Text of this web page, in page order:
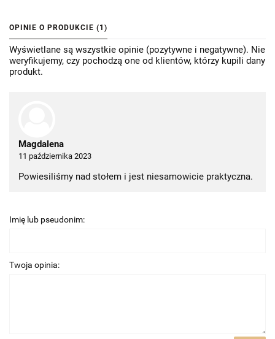
OPINIE O PRODUKCIE (1)
Wyświetlane są wszystkie opinie (pozytywne i negatywne). Nie
weryfikujemy, czy pochodzą one od klientów, którzy kupili dany
produkt.
Magdalena
11 października 2023
Powiesiliśmy nad stołem i jest niesamowicie praktyczna.
Imię lub pseudonim:
Twoja opinia: